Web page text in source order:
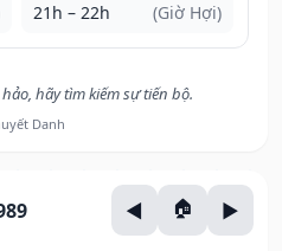
21h – 22h (Giờ Hợi)
hãy tìm kiếm sự tiến bộ.
Danh